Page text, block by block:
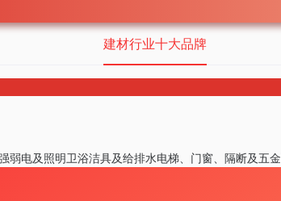
建材行业十大品牌
弱电及照明卫浴洁具及给排水电梯、门窗、隔断及五金